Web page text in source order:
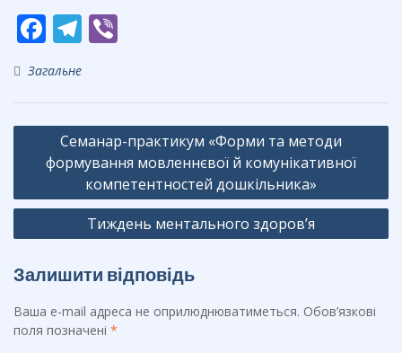
F
e
b
o
o
k
T
gr
a
m
Загальне
Навігація
записів
Семанар-практикум «Форми та методи
формування мовленнєвої й комунікативної
компетентностей дошкільника»
Тиждень ментального здоров’я
Залишити відповідь
Ваша e-mail адреса не оприлюднюватиметься. Обов’язкові
поля позначені *